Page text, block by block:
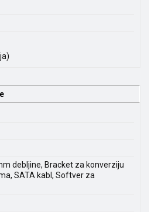
debljine, Bracket za konverziju
SATA kabl, Softver za